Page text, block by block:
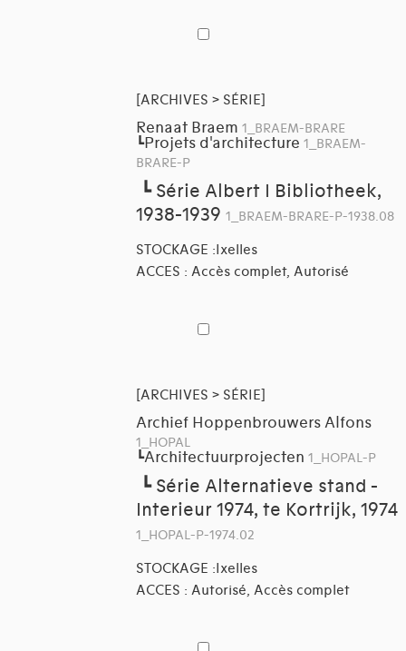
[ARCHIVES > SÉRIE]
Renaat Braem 1_BRAEM-BRARE
┗Projets d'architecture 1_BRAEM-
BRARE-P
┗ Série Albert I Bibliotheek,
1938-1939 1_BRAEM-BRARE-P-1938.08
STOCKAGE :Ixelles
ACCES : Accès complet, Autorisé
[ARCHIVES > SÉRIE]
Archief Hoppenbrouwers Alfons
1_HOPAL
┗Architectuurprojecten 1_HOPAL-P
┗ Série Alternatieve stand -
Interieur 1974, te Kortrijk, 1974
1_HOPAL-P-1974.02
STOCKAGE :Ixelles
ACCES : Autorisé, Accès complet